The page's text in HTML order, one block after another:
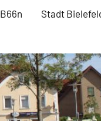
B66n Stadt